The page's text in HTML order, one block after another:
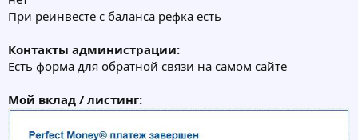
При реинвесте с баланса рефка есть
Контакты администрации:
Есть форма для обратной связи на самом сайте
Мой вклад / листинг: